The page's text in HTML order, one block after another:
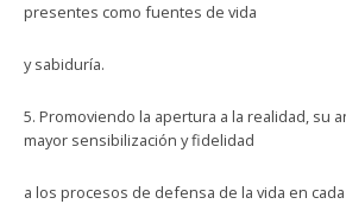
presentes como fuentes de vida
y sabiduría.
5. Promoviendo la apertura a la realidad, su
mayor sensibilización y fidelidad
a los procesos de defensa de la vida en